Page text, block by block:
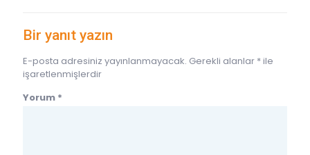
Bir yanıt yazın
E-posta adresiniz yayınlanmayacak. Gerekli alanlar *ile
işaretlenmişlerdir
Yorum *